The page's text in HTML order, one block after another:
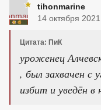
tihonmarine
14 октября
Цитата: ПиК
уроженец
, был захвачен с
избит и уведён в